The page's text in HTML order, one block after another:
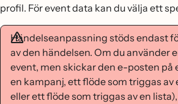
profil. För event data kan du välja ett
Händelseanpassning stöds endast
av den händelsen. Om du använder
event, men skickar den e-posten på
en kampanj, ett flöde som triggas av
eller ett flöde som triggas av en